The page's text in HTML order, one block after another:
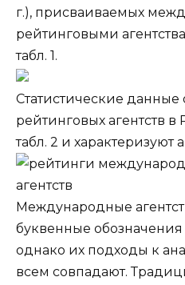
г.), присваиваемых
рейтинговыми
табл. 1.
Статистические данные
рейтинговых агентств
табл. 2 и характеризуют
Международные
буквенные обозначения
однако их подходы к
всем совпадают.